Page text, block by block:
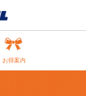
お得案内